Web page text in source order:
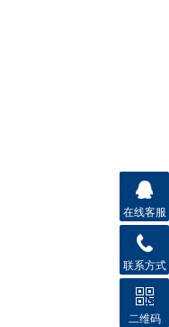
在线客服
联系方式
二维码